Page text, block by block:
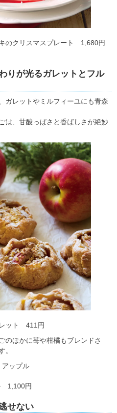
のクリスマスプレート 1,680円
りが光るガレットとフル
ガレットやミルフィーユにも青森
は、甘酸っぱさと香ばしさが絶妙
ット 411円
のほかに苺や柑橘もブレンドさ
。
1,100円
せない